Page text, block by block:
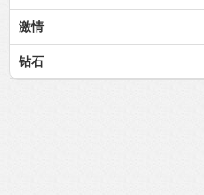
激情
钻石